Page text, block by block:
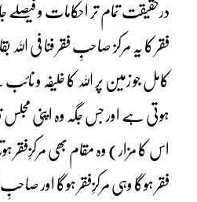
درحقیقت تمام تر احکامات و فیصلے
فقر کا یہ مرکز صاحبِ فقر فنا فی اللہ
کامل جو زمین پر اللہ کا خلیفہ و
ہوتی ہے اور جس جگہ وہ اپنی مجلس
اس کا مزار) وہ مقام بھی
فقر ہوگا وہی مرکزِفقر ہوگا اور